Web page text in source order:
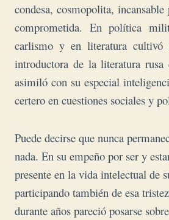
condesa, cosmopolita,
comprometida. En política
carlismo y en literatura cultivó
introductora de la literatura rusa
asimiló con su especial
certero en cuestiones sociales y
Puede decirse que nunca
nada. En su empeño por ser y
presente en la vida intelectual de
participando también de esa
durante años pareció posarse